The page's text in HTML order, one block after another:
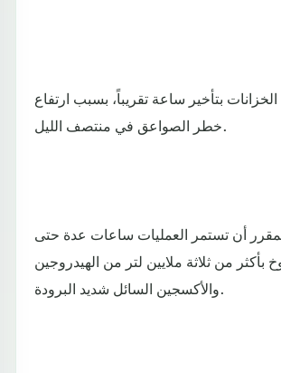
بتأخير ساعة تقريباً، بسبب ارتفاع
خطر الصواعق في منتصف الليل.
أن تستمر العمليات ساعات عدة حتى
بأكثر من ثلاثة ملايين لتر من الهيدروجين
والأكسجين السائل شديد البرودة.